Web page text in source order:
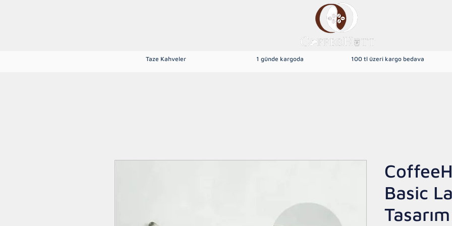
Taze Kahveler 1 günde kargoda 100 tl üzeri kargo bedava
Basic